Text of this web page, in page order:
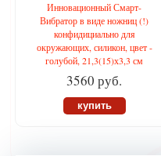
Инновационный Смарт-
Вибратор в виде ножниц (!)
конфидициально для
окружающих, силикон, цвет -
голубой, 21,3(15)х3,3 см
3560 руб.
купить